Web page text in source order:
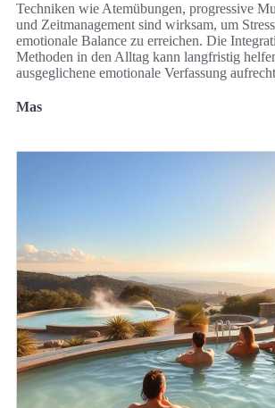
Techniken wie Atemübungen, progressive
und Zeitmanagement sind wirksam, um
emotionale Balance zu erreichen. Die
Methoden in den Alltag kann langfristig
ausgeglichene emotionale Verfassung
Mas